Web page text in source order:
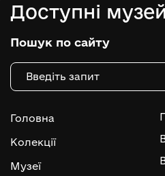
Доступні
Пошук по сайту
Головна
Колекції
Музеї